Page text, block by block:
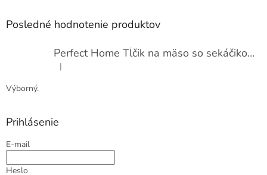
Posledné hodnotenie produktov
Perfect Home Tĺčik na mäso so sekáčikom, 56893
Hodnotenie produktu je 5 z 5 hviezdičiek.
|
Výborný.
Prihlásenie
E-mail
Heslo